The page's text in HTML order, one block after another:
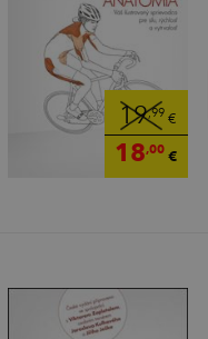
19,99 €
18,00€